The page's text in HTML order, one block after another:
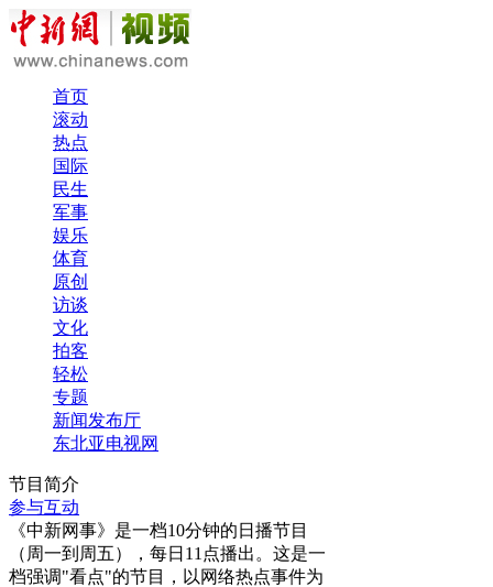
首页
滚动
热点
国际
民生
军事
娱乐
体育
原创
访谈
文化
拍客
轻松
专题
新闻发布厅
东北亚电视网
节目简介
参与互动
《中新网事》是一档10分钟的日播节目
（周一到周五），每日11点播出。这是一
档强调"看点"的节目，以网络热点事件为